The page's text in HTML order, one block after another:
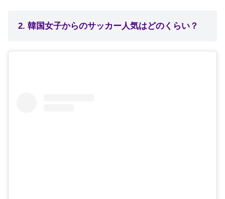
2. 韓国女子からのサッカー人気はどのくらい？